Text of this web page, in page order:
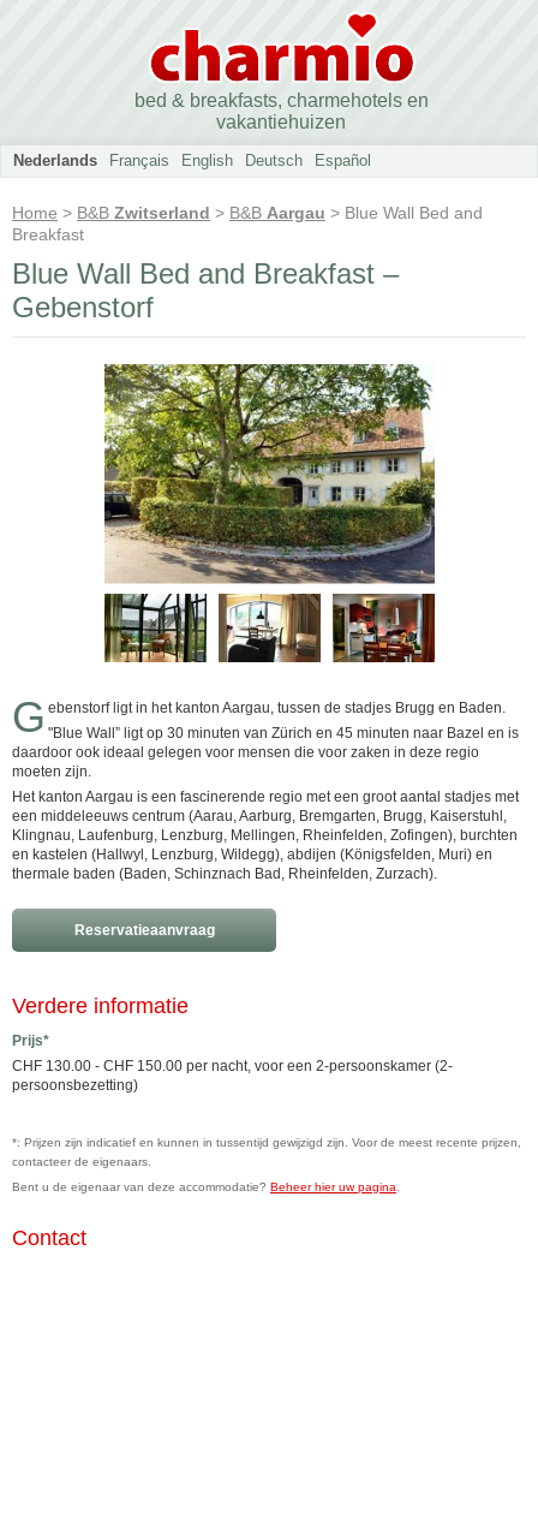
bed & breakfasts, charmehotels en
vakantiehuizen
Nederlands Français English Deutsch Español
Home > B&B Zwitserland > B&B Aargau > Blue Wall Bed and
Breakfast
Blue Wall Bed and Breakfast –
Gebenstorf
G ebenstorf ligt in het kanton Aargau, tussen de stadjes Brugg en Baden.
"Blue Wall” ligt op 30 minuten van Zürich en 45 minuten naar Bazel en is
daardoor ook ideaal gelegen voor mensen die voor zaken in deze regio
moeten zijn.
Het kanton Aargau is een fascinerende regio met een groot aantal stadjes met
een middeleeuws centrum (Aarau, Aarburg, Bremgarten, Brugg, Kaiserstuhl,
Klingnau, Laufenburg, Lenzburg, Mellingen, Rheinfelden, Zofingen), burchten
en kastelen (Hallwyl, Lenzburg, Wildegg), abdijen (Königsfelden, Muri) en
thermale baden (Baden, Schinznach Bad, Rheinfelden, Zurzach).
Reservatieaanvraag
Verdere informatie
Prijs*
CHF 130.00 - CHF 150.00 per nacht, voor een 2-persoonskamer (2-
persoonsbezetting)
*: Prijzen zijn indicatief en kunnen in tussentijd gewijzigd zijn. Voor de meest recente prijzen,
contacteer de eigenaars.
Bent u de eigenaar van deze accommodatie? Beheer hier uw pagina
Contact